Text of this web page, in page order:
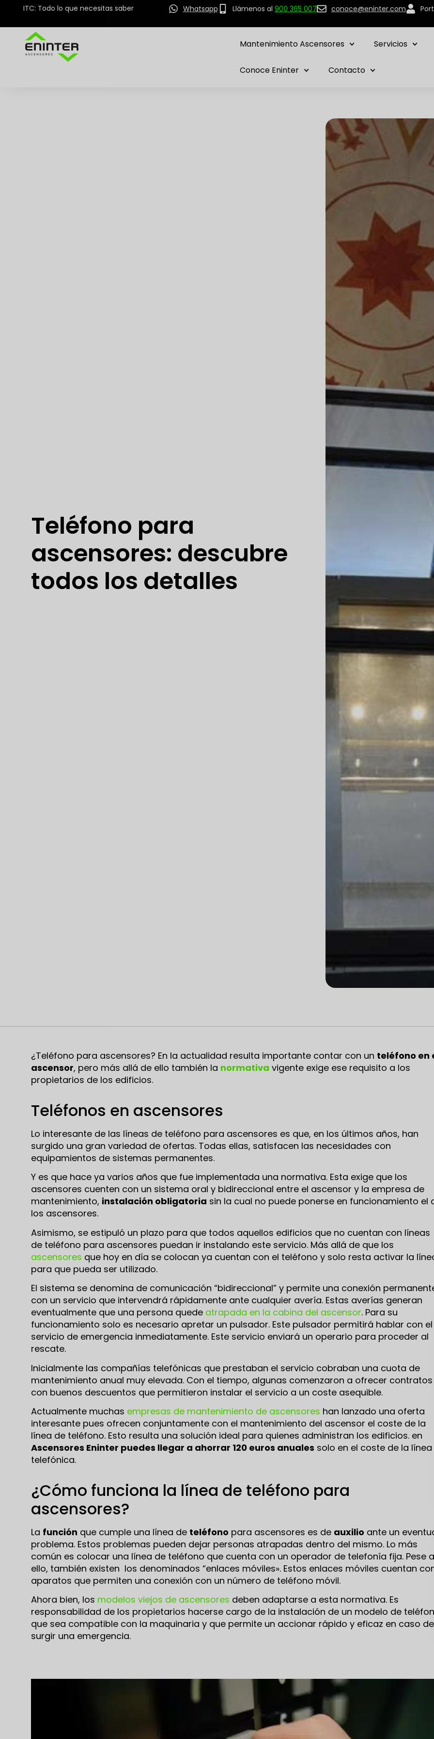
ITC: Todo lo que necesitas saber Whatsapp Llámenos al 900 365 007 conoce@eninter.com
Mantenimiento Ascensores Servicios
Conoce Eninter Contacto
Teléfono para
ascensores: descubre
todos los detalles
¿Teléfono para ascensores? En la actualidad resulta importante contar con un teléfono en
ascensor, pero más allá de ello también la normativa vigente exige ese requisito a los
propietarios de los edificios.
Teléfonos en ascensores
Lo interesante de las líneas de teléfono para ascensores es que, en los últimos años, han
surgido una gran variedad de ofertas. Todas ellas, satisfacen las necesidades con
equipamientos de sistemas permanentes.
Y es que hace ya varios años que fue implementada una normativa. Esta exige que los
ascensores cuenten con un sistema oral y bidireccional entre el ascensor y la empresa de
mantenimiento, instalación obligatoria sin la cual no puede ponerse en funcionamiento el
los ascensores.
Asimismo, se estipuló un plazo para que todos aquellos edificios que no cuentan con líneas
de teléfono para ascensores puedan ir instalando este servicio. Más allá de que los
ascensores que hoy en día se colocan ya cuentan con el teléfono y solo resta activar la
para que pueda ser utilizado.
El sistema se denomina de comunicación “bidireccional” y permite una conexión
con un servicio que intervendrá rápidamente ante cualquier avería. Estas averías generan
eventualmente que una persona quede atrapada en la cabina del ascensor. Para su
funcionamiento solo es necesario apretar un pulsador. Este pulsador permitirá hablar con el
servicio de emergencia inmediatamente. Este servicio enviará un operario para proceder al
rescate.
Inicialmente las compañías telefónicas que prestaban el servicio cobraban una cuota de
mantenimiento anual muy elevada. Con el tiempo, algunas comenzaron a ofrecer contratos
con buenos descuentos que permitieron instalar el servicio a un coste asequible.
Actualmente muchas empresas de mantenimiento de ascensores han lanzado una oferta
interesante pues ofrecen conjuntamente con el mantenimiento del ascensor el coste de la
línea de teléfono. Esto resulta una solución ideal para quienes administran los edificios. en
Ascensores Eninter puedes llegar a ahorrar 120 euros anuales solo en el coste de la línea
telefónica.
¿Cómo funciona la línea de teléfono para
ascensores?
La función que cumple una línea de teléfono para ascensores es de auxilio ante un
problema. Estos problemas pueden dejar personas atrapadas dentro del mismo. Lo más
común es colocar una línea de teléfono que cuenta con un operador de telefonía fija. Pese a
ello, también existen los denominados “enlaces móviles». Estos enlaces móviles cuentan
aparatos que permiten una conexión con un número de teléfono móvil.
Ahora bien, los modelos viejos de ascensores deben adaptarse a esta normativa. Es
responsabilidad de los propietarios hacerse cargo de la instalación de un modelo de
que sea compatible con la maquinaria y que permite un accionar rápido y eficaz en caso de
surgir una emergencia.